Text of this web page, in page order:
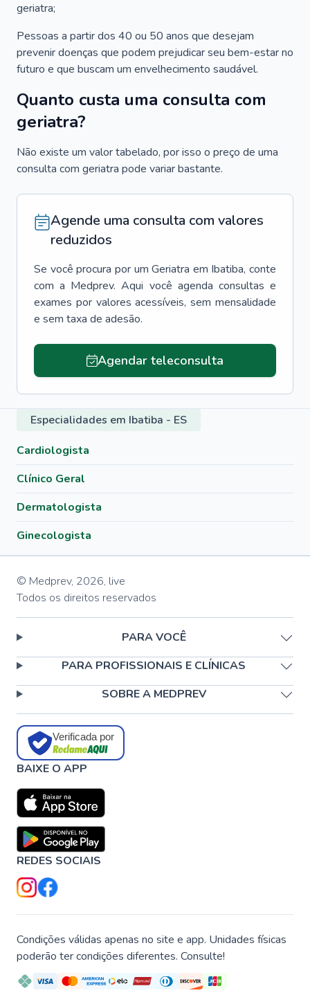
geriatra;
Pessoas a partir dos 40 ou 50 anos que desejam
prevenir doenças que podem prejudicar seu bem-estar no
futuro e que buscam um envelhecimento saudável.
Quanto custa uma consulta com
geriatra?
Não existe um valor tabelado, por isso o preço de uma
consulta com geriatra pode variar bastante.
Agende uma consulta com valores
reduzidos
Se você procura por um Geriatra em Ibatiba, conte
com a Medprev. Aqui você agenda consultas e
exames por valores acessíveis, sem mensalidade
e sem taxa de adesão.
Agendar teleconsulta
Especialidades em Ibatiba - ES
Cardiologista
Clínico Geral
Dermatologista
Ginecologista
© Medprev, 2026, live
Todos os direitos reservados
PARA VOCÊ
PARA PROFISSIONAIS E CLÍNICAS
SOBRE A MEDPREV
Verificada por
BAIXE O APP
REDES SOCIAIS
Condições válidas apenas no site e app. Unidades físicas
poderão ter condições diferentes. Consulte!